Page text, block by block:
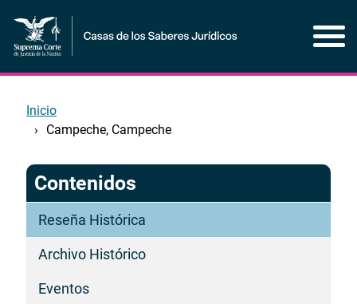
al
principal
Inicio
Campeche, Campeche
Contenidos
Reseña Histórica
Archivo Histórico
Eventos